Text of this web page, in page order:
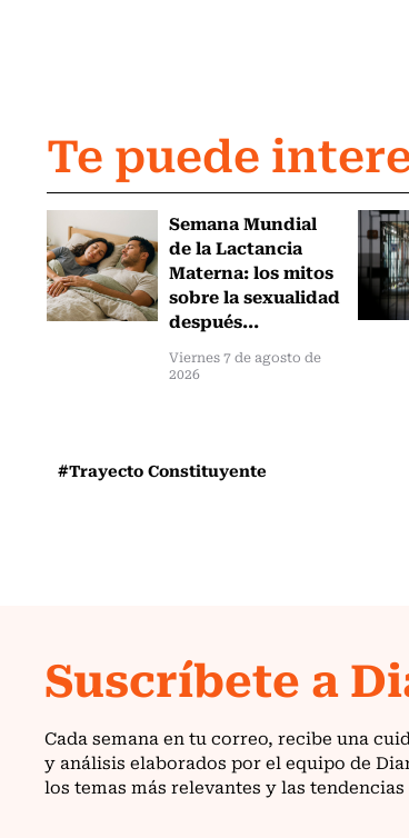
Te puede
Semana Mundial
de la Lactancia
Materna: los mitos
sobre la sexualidad
después...
Viernes 7 de agosto de
2026
#Trayecto Constituyente